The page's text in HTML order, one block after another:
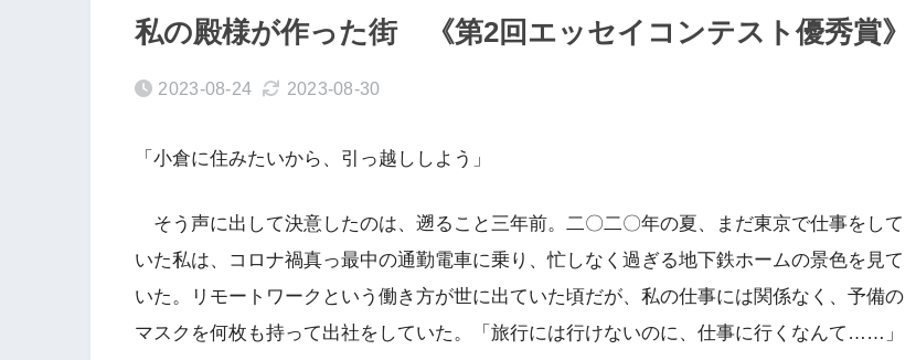
私の殿様が作った街 《第2回エッセイコンテスト優秀賞》
2023-08-24 2023-08-30
「小倉に住みたいから、引っ越ししよう」
そう声に出して決意したのは、遡ること三年前。二〇二〇年の夏、まだ東京で仕事をして
いた私は、コロナ禍真っ最中の通勤電車に乗り、忙しなく過ぎる地下鉄ホームの景色を見て
いた。リモートワークという働き方が世に出ていた頃だが、私の仕事には関係なく、予備の
マスクを何枚も持って出社をしていた。「旅行には行けないのに、仕事に行くなんて……」